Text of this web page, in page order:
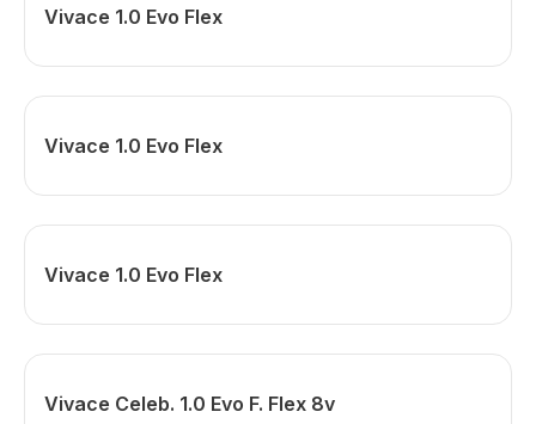
Vivace 1.0 Evo Flex
Vivace 1.0 Evo Flex
Vivace 1.0 Evo Flex
Vivace Celeb. 1.0 Evo F. Flex 8v